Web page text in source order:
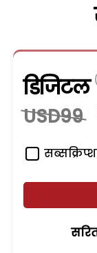
डिजिटल
USD99